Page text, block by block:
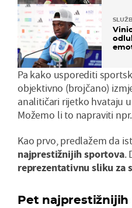
Pa kako usporediti
objektivno (brojčano)
analitičari rijetko hvataju
Možemo li to napraviti
Kao prvo, predlažem da
najprestižnijih sportova.
reprezentativnu sliku za
Pet najprestižnijih